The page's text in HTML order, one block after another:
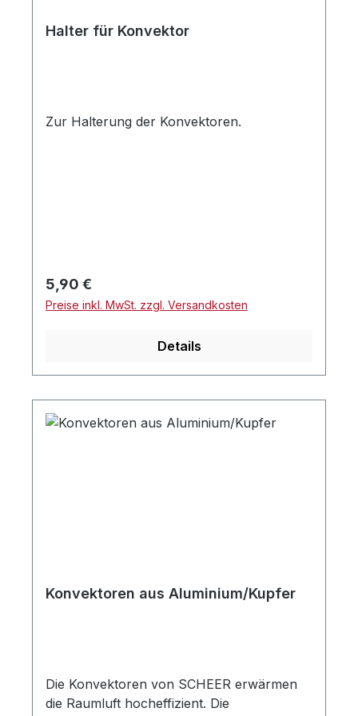
Halter für Konvektor
Zur Halterung der Konvektoren.
Regulärer Preis:
5,90 €
Preise inkl. MwSt. zzgl. Versandkosten
Details
Konvektoren aus Aluminium/Kupfer
Die Konvektoren von SCHEER erwärmen
die Raumluft hocheffizient. Die